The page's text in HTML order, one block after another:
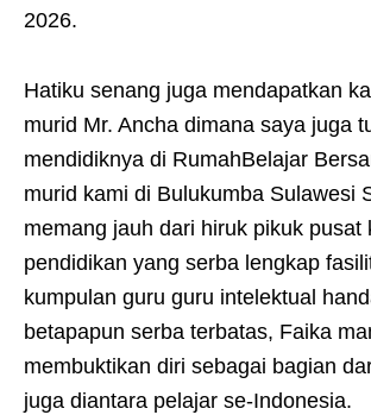
2026.
Hatiku senang juga mendapatkan
murid Mr. Ancha dimana saya juga
mendidiknya di RumahBelajar
murid kami di Bulukumba Sulawesi
memang jauh dari hiruk pikuk pusat
pendidikan yang serba lengkap
kumpulan guru guru intelektual
betapapun serba terbatas, Faika
membuktikan diri sebagai bagian
juga diantara pelajar se-Indonesia.